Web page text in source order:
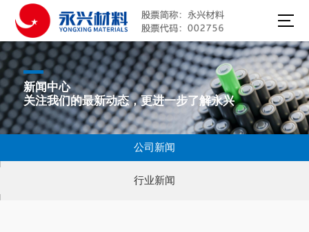
新闻中心
关注我们的最新动态，更进一步了解永兴
公司新闻
行业新闻